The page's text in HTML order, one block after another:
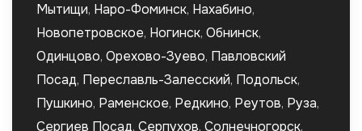
Мытищи, Наро-Фоминск, Нахабино,
Новопетровское, Ногинск, Обнинск,
Одинцово, Орехово-Зуево, Павловский
Посад, Переславль-Залесский, Подольск,
Пушкино, Раменское, Редкино, Реутов, Руза,
Сергиев Посад, Серпухов, Солнечногорск,